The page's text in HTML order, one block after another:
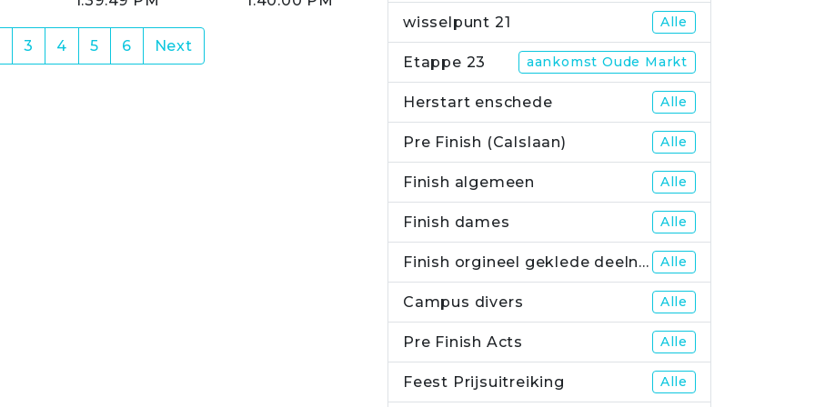
3 4 5 6 Next
wisselpunt 21 Alle
Etappe 23 aankomst Oude Markt
Herstart enschede Alle
Pre Finish (Calslaan) Alle
Finish algemeen Alle
Finish dames Alle
Finish orgineel geklede deelnemers Alle
Campus divers Alle
Pre Finish Acts Alle
Feest Prijsuitreiking Alle